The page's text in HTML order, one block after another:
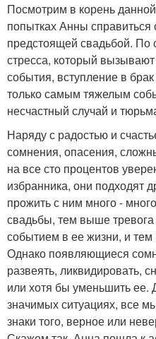
Посмотрим в корень
попытках Анны справиться
предстоящей свадьбой. По
стресса, который
события, вступление в
только самым тяжелым
несчастный случай и
Наряду с радостью и
сомнения, опасения,
на все сто процентов
избранника, они подходят
прожить с ним много -
свадьбы, тем выше
событием в ее жизни, и
Однако появляющиеся
развеять, ликвидировать,
или хотя бы уменьшить ее.
значимых ситуациях, все
знаки того, верное или